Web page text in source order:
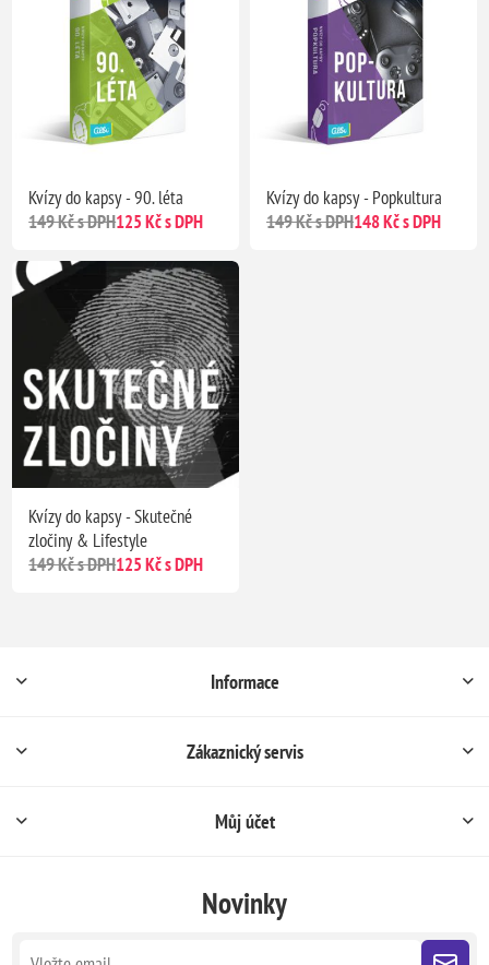
Kvízy do kapsy - 90. léta
149 Kč s DPH125 Kč s DPH
Kvízy do kapsy - Popkultura
149 Kč s DPH148 Kč s DPH
Kvízy do kapsy - Skutečné
zločiny & Lifestyle
149 Kč s DPH125 Kč s DPH
Informace
Zákaznický servis
Můj účet
Novinky